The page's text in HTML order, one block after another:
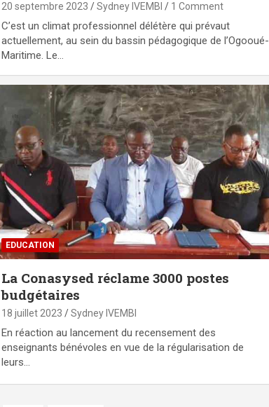
20 septembre 2023 Sydney IVEMBI 1 Comment
C’est un climat professionnel délétère qui prévaut
actuellement, au sein du bassin pédagogique de l’Ogooué-
Maritime. Le…
EDUCATION
La Conasysed réclame 3000 postes
budgétaires
18 juillet 2023 Sydney IVEMBI
En réaction au lancement du recensement des
enseignants bénévoles en vue de la régularisation de
leurs…